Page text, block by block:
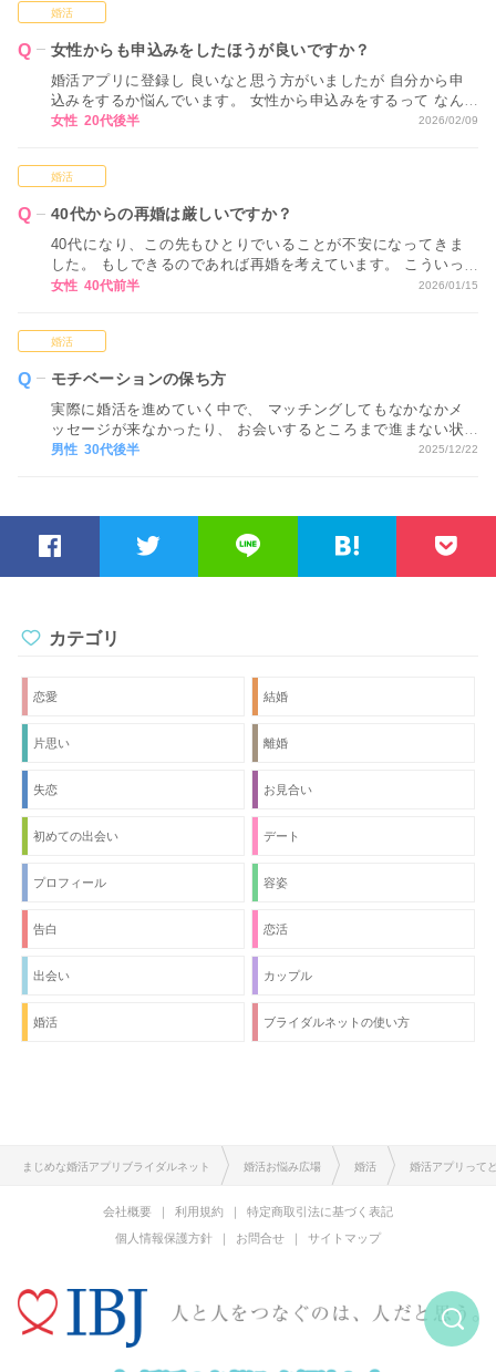
婚活
女性からも申込みをしたほうが良いですか？
婚活アプリに登録し 良いなと思う方がいましたが 自分から申
込みをするか悩んでいます。 女性から申込みをするって なん
だか気恥ずかしく感じてしまいます。
女性 20代後半 2026/02/09
婚活
40代からの再婚は厳しいですか？
40代になり、この先もひとりでいることが不安になってきま
した。 もしできるのであれば再婚を考えています。 こういっ
たネットでの婚活では、40代からの再婚は厳しいですか？ ア
女性 40代前半 2026/01/15
婚活
モチベーションの保ち方
実際に婚活を進めていく中で、 マッチングしてもなかなかメ
ッセージが来なかったり、 お会いするところまで進まない状
況が続くと、 どうしても気持ちが疲れてしまい、 モチベーシ
男性 30代後半 2025/12/22
カテゴリ
恋愛 結婚
片思い 離婚
失恋 お見合い
初めての出会い デート
プロフィール 容姿
告白 恋活
出会い カップル
婚活 ブライダルネットの使い方
まじめな婚活アプリブライダルネット 婚活お悩み広場 婚活 婚活アプリって
会社概要 利用規約
特定商取引法に基づく表記
個人情報保護方針
お問合せ サイトマップ